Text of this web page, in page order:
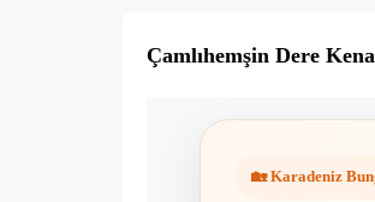
Çamlıhemşin Dere
🏡 Karadeniz